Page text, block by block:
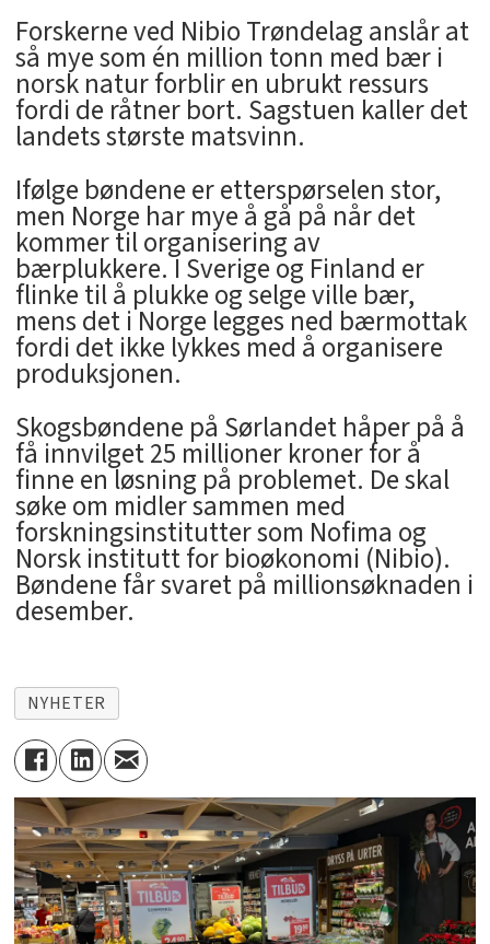
Forskerne ved Nibio Trøndelag anslår at
så mye som én million tonn med bær i
norsk natur forblir en ubrukt ressurs
fordi de råtner bort. Sagstuen kaller det
landets største matsvinn.
Ifølge bøndene er etterspørselen stor,
men Norge har mye å gå på når det
kommer til organisering av
bærplukkere. I Sverige og Finland er
flinke til å plukke og selge ville bær,
mens det i Norge legges ned bærmottak
fordi det ikke lykkes med å organisere
produksjonen.
Skogsbøndene på Sørlandet håper på å
få innvilget 25 millioner kroner for å
finne en løsning på problemet. De skal
søke om midler sammen med
forskningsinstitutter som Nofima og
Norsk institutt for bioøkonomi (Nibio).
Bøndene får svaret på millionsøknaden i
desember.
NYHETER